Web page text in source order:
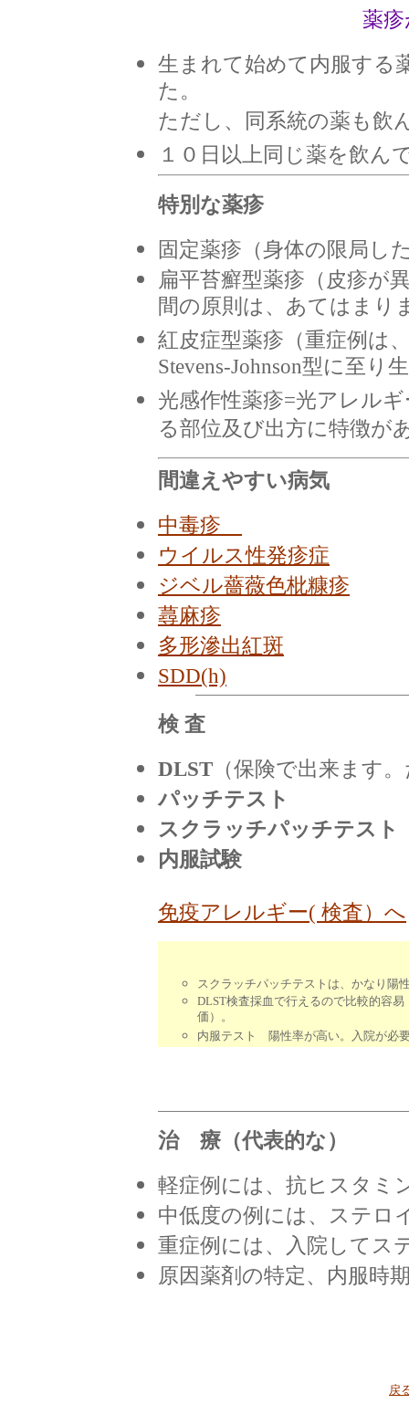
薬
生まれて始めて内服する
た。
ただし、同系統の薬も飲
１０日以上同じ薬を飲ん
特別な薬疹
固定薬疹（身体の限局し
扁平苔癬型薬疹 （皮疹が
間の原則は、あてはまり
紅皮症型薬疹（重症例は
Stevens-Johnson型に至
光感作性薬疹=光アレル
る部位及び出方に特徴が
間違えやすい病気
中毒疹
ウイルス性発疹症
ジベル薔薇色枇糠疹
蕁麻疹
多形滲出紅斑
SDD(h)
検 査
DLST （保険で出来ます
パッチテスト
スクラッチパッチテスト
内服試験
免疫アレルギー( 検査）へ
スクラッチパッチテストは、かなり陽
DLST検査採血で行えるので比較的容
価）。
内服テスト 陽性率が高い。入院が必
治 療（代表的な）
軽症例には、抗ヒスタミ
中低度の例には、ステロ
重症例には、入院してス
原因薬剤の特定、内服時
戻